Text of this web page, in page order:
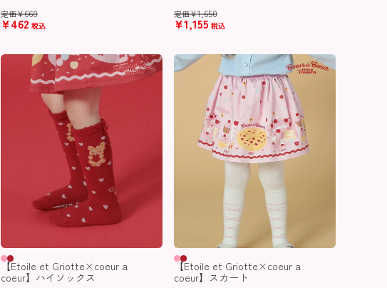
定価¥660
¥462 税込
定価¥1,650
¥1,155 税込
【Etoile et Griotte×coeur a
coeur】ハイソックス
【Etoile et Griotte×coeur a
coeur】スカート